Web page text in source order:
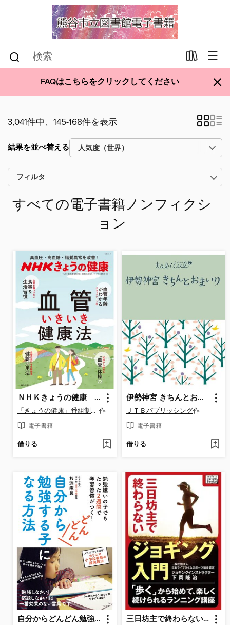
FAQはこちらをクリックしてください ×
3,041件中、145-168件を表示
結果を並べ替える
フィルタ
すべての電子書籍ノンフィクシ
ョン
ＮＨＫきょうの健康 高血圧・高血糖・脂質異常を改善! 血管いきいき健康法
「きょうの健康」番組制作班 作
電子書籍
借りる
伊勢神宮 きちんとおまいり（2016年版）
ＪＴＢパブリッシング作
電子書籍
借りる
自分からどんどん勉強する子になる方法 三日坊主で終わらないジョギング入門 ～「歩く」から始めて、楽しく続けられるランニング講座～